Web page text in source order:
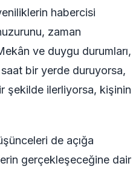
habercisi
zaman
ve duygu durumları,
saat bir yerde duruyorsa,
şekilde ilerliyorsa, kişinin
de açığa
gerçekleşeceğine dair